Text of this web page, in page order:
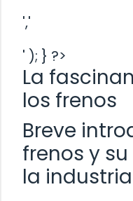
','
' ); } ?>
La
los frenos
Breve
frenos y
la